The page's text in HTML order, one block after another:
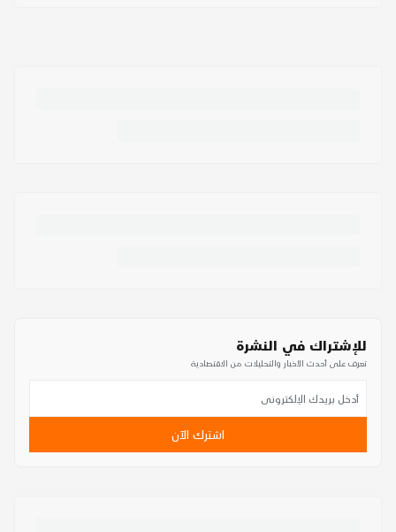
للإشتراك في النشرة
تعرف على أحدث الأخبار والتحليلات من الاقتصادية
اشترك الآن